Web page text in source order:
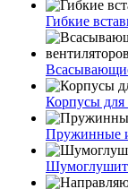
Гибкие
Корпусы
Пружинные